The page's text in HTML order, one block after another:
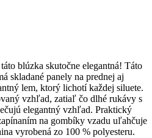
blúzka skutočne elegantná! Táto
skladané panely na prednej aj
lem, ktorý lichotí každej siluete.
vzhľad, zatiaľ čo dlhé rukávy s
elegantný vzhľad. Praktický
na gombíky vzadu uľahčuje
vyrobená zo 100 % polyesteru.